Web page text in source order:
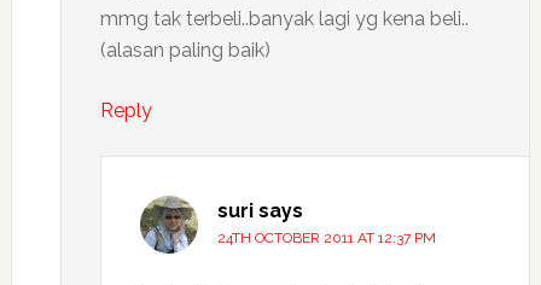
mmg tak terbeli..banyak lagi yg kena beli..
(alasan paling baik)
Reply
suri says
24TH OCTOBER 2011 AT 12:37 PM